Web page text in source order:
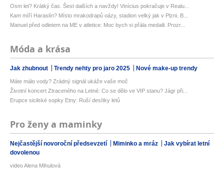
Osm let? Krátký čas. Šest dalších a navždy! Vinícius pokračuje v Realu...
Kam míří Haraslín? Místo mrakodrapů oázy, stadion velký jak v Plzni. B...
Manuel před odletem na ME v atletice: Moc bych si přála medaili. Prozr...
Móda a krása
Jak zhubnout Trendy nehty pro jaro 2025 Nové make-up trendy
Máte málo vody? Zrádný signál ukáže vaše moč
Životní koncert Ztraceného na Letné: Co se dělo ve VIP stanu? Jágr při...
Erupce sicilské sopky Etny: Ruší desítky letů
Pro ženy a maminky
Nejčastější novoroční předsevzetí Miminko a mráz
Jak vybírat letní
dovolenou
video Alena Mihulová